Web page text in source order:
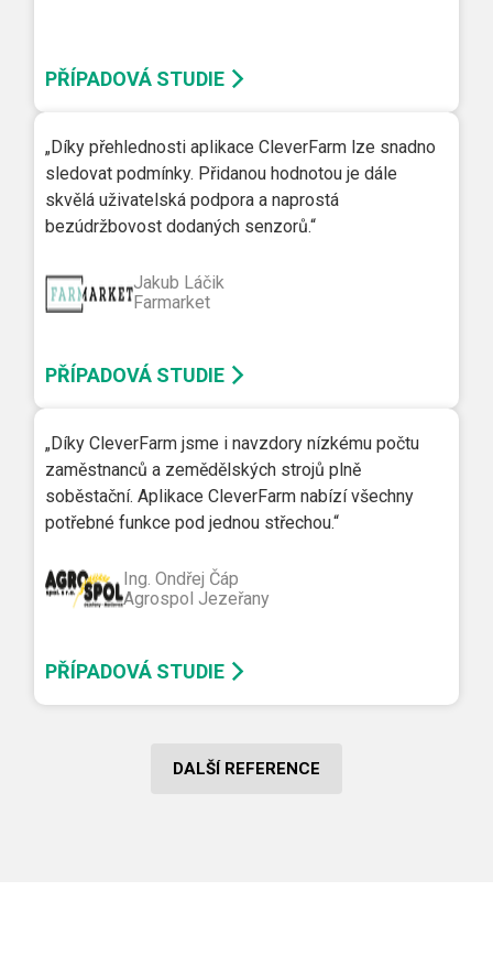
PŘÍPADOVÁ STUDIE
„Díky přehlednosti aplikace CleverFarm lze snadno
sledovat podmínky. Přidanou hodnotou je dále
skvělá uživatelská podpora a naprostá
bezúdržbovost dodaných senzorů.“
Jakub Láčik
Farmarket
PŘÍPADOVÁ STUDIE
„Díky CleverFarm jsme i navzdory nízkému počtu
zaměstnanců a zemědělských strojů plně
soběstační. Aplikace CleverFarm nabízí všechny
potřebné funkce pod jednou střechou.“
Ing. Ondřej Čáp
Agrospol Jezeřany
PŘÍPADOVÁ STUDIE
DALŠÍ REFERENCE